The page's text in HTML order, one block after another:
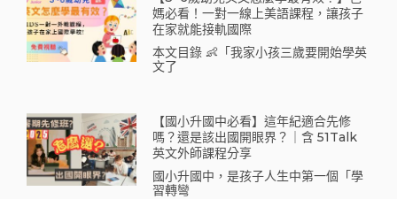
媽必看！一對一線上美語課程，讓孩子
在家就能接軌國際
本文目錄 👶「我家小孩三歲要開始學英
文了
【國小升國中必看】這年紀適合先修
嗎？還是該出國開眼界？｜含 51Talk
英文外師課程分享
國小升國中，是孩子人生中第一個「學
習轉彎